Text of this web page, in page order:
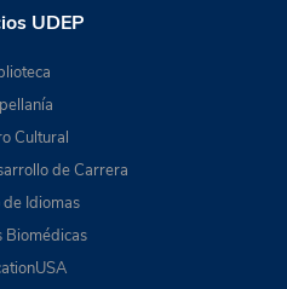
UDEP
Cultural
de Carrera
Idiomas
Biomédicas